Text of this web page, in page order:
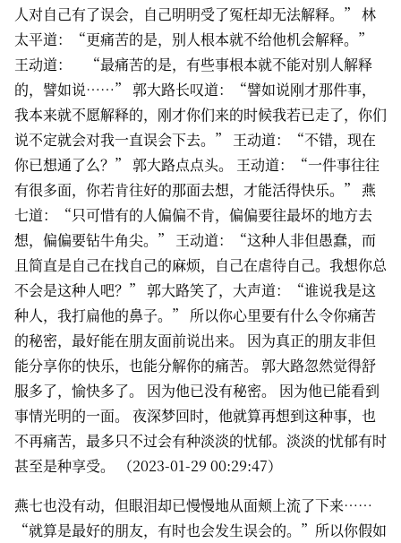
人对自己有了误会，自己明明受了冤枉却无法解释。” 林
太平道：“更痛苦的是，别人根本就不给他机会解释。”
王动道： “最痛苦的是，有些事根本就不能对别人解释
的，譬如说……” 郭大路长叹道：“譬如说刚才那件事，
我本来就不愿解释的，刚才你们来的时候我若已走了，你们
说不定就会对我一直误会下去。” 王动道：“不错，现在
你已想通了么？” 郭大路点点头。 王动道：“一件事往往
有很多面，你若肯往好的那面去想，才能活得快乐。” 燕
七道：“只可惜有的人偏偏不肯，偏偏要往最坏的地方去
想，偏偏要钻牛角尖。” 王动道：“这种人非但愚蠢，而
且简直是自己在找自己的麻烦，自己在虐待自己。我想你总
不会是这种人吧？” 郭大路笑了，大声道：“谁说我是这
种人，我打扁他的鼻子。” 所以你心里要有什么令你痛苦
的秘密，最好能在朋友面前说出来。 因为真正的朋友非但
能分享你的快乐，也能分解你的痛苦。 郭大路忽然觉得舒
服多了，愉快多了。 因为他已没有秘密。 因为他已能看到
事情光明的一面。 夜深梦回时，他就算再想到这种事，也
不再痛苦，最多只不过会有种淡淡的忧郁。淡淡的忧郁有时
甚至是种享受。 （2023-01-29 00:29:47）
燕七也没有动，但眼泪却已慢慢地从面颊上流了下来……
“就算是最好的朋友，有时也会发生误会的。”所以你假如